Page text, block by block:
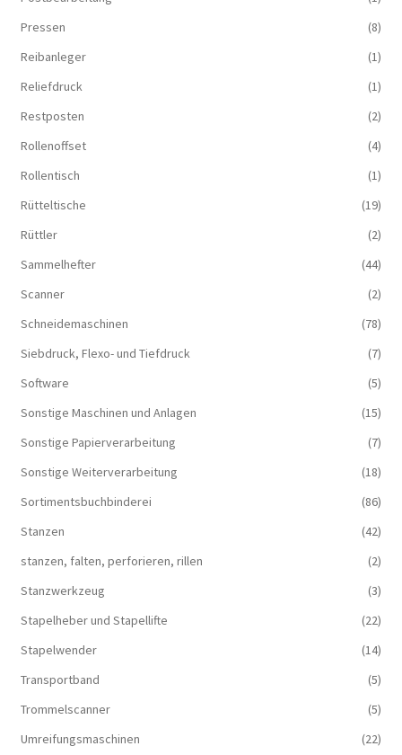
Pressen
(8)
Reibanleger
(1)
Reliefdruck
(1)
Restposten
(2)
Rollenoffset
(4)
Rollentisch
(1)
Rütteltische
(19)
Rüttler
(2)
Sammelhefter
(44)
Scanner
(2)
Schneidemaschinen
(78)
Siebdruck, Flexo- und Tiefdruck
(7)
Software
(5)
Sonstige Maschinen und Anlagen
(15)
Sonstige Papierverarbeitung
(7)
Sonstige Weiterverarbeitung
(18)
Sortimentsbuchbinderei
(86)
Stanzen
(42)
stanzen, falten, perforieren, rillen
(2)
Stanzwerkzeug
(3)
Stapelheber und Stapellifte
(22)
Stapelwender
(14)
Transportband
(5)
Trommelscanner
(5)
Umreifungsmaschinen
(22)